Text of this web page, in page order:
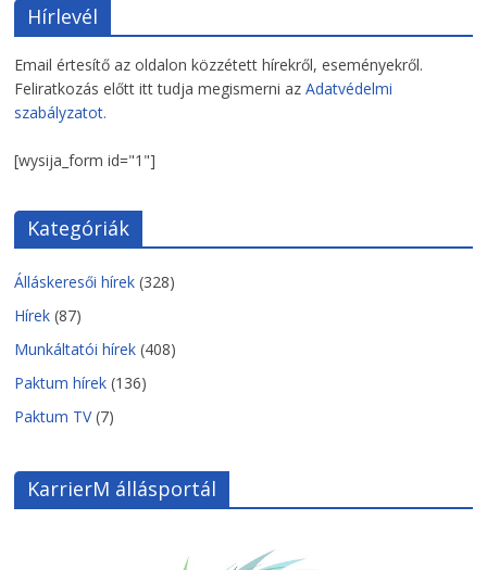
Hírlevél
Email értesítő az oldalon közzétett hírekről, eseményekről.
Feliratkozás előtt itt tudja megismerni azAdatvédelmi
szabályzatot.
[wysija_form id="1"]
Kategóriák
Álláskeresői hírek (328)
Hírek (87)
Munkáltatói hírek (408)
Paktum hírek (136)
Paktum TV(7)
KarrierM állásportál